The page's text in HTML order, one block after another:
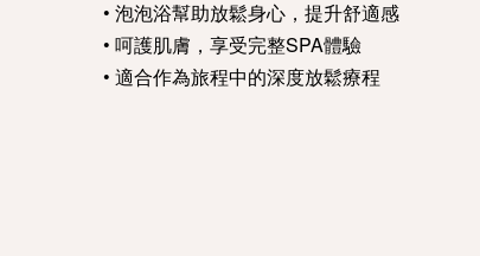
• 泡泡浴幫助放鬆身心，提升舒適感
• 呵護肌膚，享受完整SPA體驗
• 適合作為旅程中的深度放鬆療程